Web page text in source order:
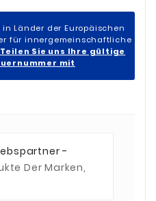
Länder der Europäischen
für innergemeinschaftliche
Teilen Sie uns Ihre gültige
mit
-
Der Marken,